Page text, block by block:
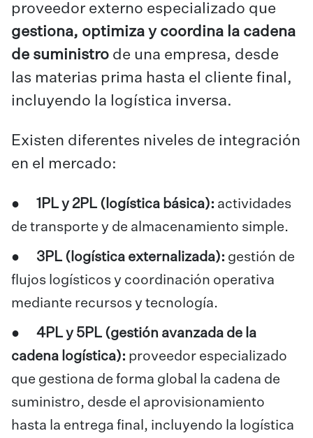
proveedor externo especializado que
gestiona, optimiza y coordina la cadena
de suministro de una empresa, desde
las materias prima hasta el cliente final,
incluyendo la logística inversa.
Existen diferentes niveles de integración
en el mercado:
● 1PL y 2PL (logística básica): actividades
de transporte y de almacenamiento simple.
● 3PL (logística externalizada): gestión de
flujos logísticos y coordinación operativa
mediante recursos y tecnología.
● 4PL y 5PL (gestión avanzada de la
cadena logística): proveedor especializado
que gestiona de forma global la cadena de
suministro, desde el aprovisionamiento
hasta la entrega final, incluyendo la logística